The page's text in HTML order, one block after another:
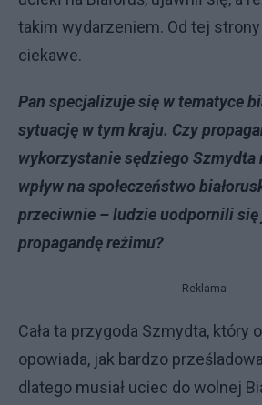
takim wydarzeniem. Od tej
ciekawe.
Pan specjalizuje się w tematyce
sytuację w tym kraju. Czy
wykorzystanie sędziego
wpływ na społeczeństwo
przeciwnie – ludzie uodpornili się
propagandę reżimu?
Reklama
Cała ta przygoda Szmydta, który
opowiada, jak bardzo
dlatego musiał uciec do wolnej